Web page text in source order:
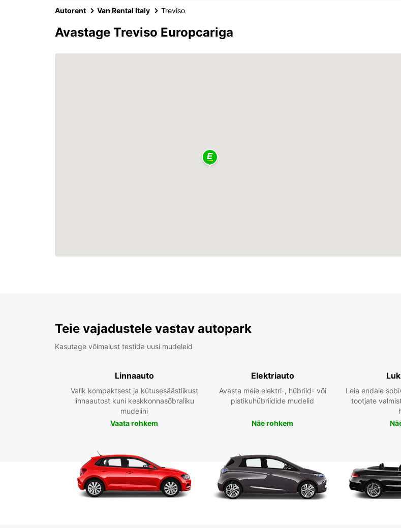
Autorent Van Rental Italy Treviso
Avastage Treviso Europcariga
Teie vajadustele vastav autopark
Kasutage võimalust testida uusi mudeleid
Linnaauto
Valik kompaktsest ja kütusesäästlikust
linnaautost kuni keskkonnasõbraliku
mudelini
Vaata rohkem
Elektriauto
Avasta meie elektri-, hübriid- või
pistikuhübriidide mudelid
Näe rohkem
Leia endale
tootjate